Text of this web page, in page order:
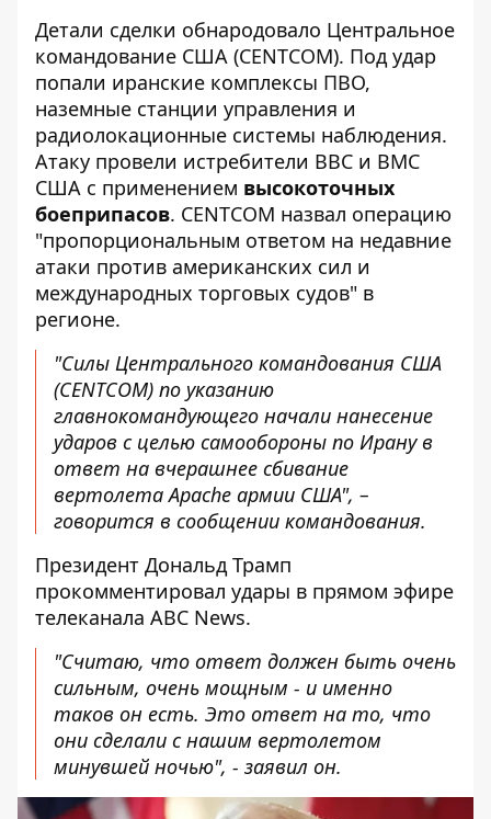
Детали сделки обнародовало Центральное
командование США (CENTCOM). Под удар
попали иранские комплексы ПВО,
наземные станции управления и
радиолокационные системы наблюдения.
Атаку провели истребители ВВС и ВМС
США с применением высокоточных
боеприпасов. CENTCOM назвал операцию
"пропорциональным ответом на недавние
атаки против американских сил и
международных торговых судов" в
регионе.
"Силы Центрального командования США
(CENTCOM) по указанию
главнокомандующего начали нанесение
ударов с целью самообороны по Ирану в
ответ на вчерашнее сбивание
вертолета Apache армии США", –
говорится в сообщении командования.
Президент Дональд Трамп
прокомментировал удары в прямом эфире
телеканала ABC News.
"Считаю, что ответ должен быть очень
сильным, очень мощным - и именно
таков он есть. Это ответ на то, что
они сделали с нашим вертолетом
минувшей ночью", - заявил он.